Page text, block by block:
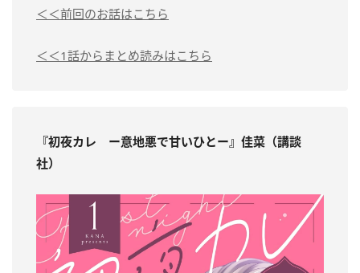
＜＜前回のお話はこちら
＜＜1話からまとめ読みはこちら
『初夜カレ ー意地悪で甘いひとー』佳菜（講談
社）